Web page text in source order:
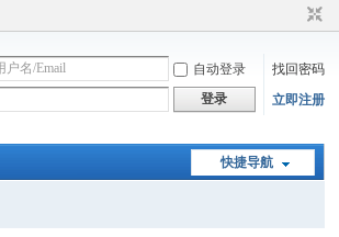
自动登录
找回密码
登录 立即注册
快捷导航